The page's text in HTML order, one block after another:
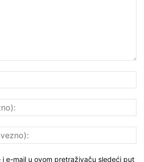
i e-mail u ovom pretraživaču sledeći put